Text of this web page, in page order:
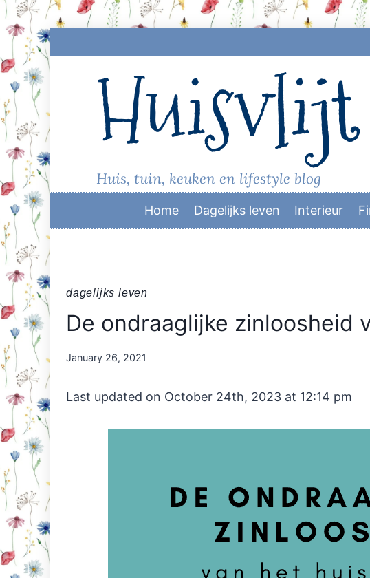
Skip
to
Huisvlijt
Huis, tuin, keuken en lifestyle blog
Home Dagelijks leven Interieur
dagelijks leven
De ondraaglijke zinloosheid
By
January 26, 2021
Last updated on October 24th, 2023 at 12:14 pm